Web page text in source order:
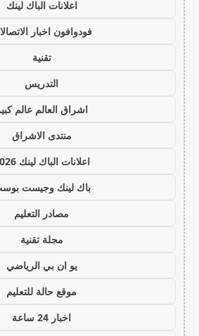
اعلانات الباك لينك
فودوافون اخبار
تقنية
التدريس
اشراق العالم عالم
منتدى الاشراق
اعلانات الباك لينك 2026
باك لينك وجيست
مصادر التعليم
مجلة تقنية
يو ان بي الرياضي
موقع حالة للتعليم
اخبار 24 ساعة